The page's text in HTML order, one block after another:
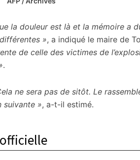
la douleur est là et la mémoire a
», a indiqué le maire de
de celle des victimes de
.
ne sera pas de sitôt. Le
suivante », a-t-il estimé.